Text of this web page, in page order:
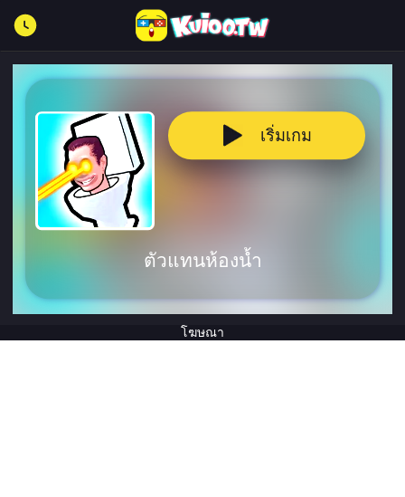
ตัวแทนห้องน้ำ
เริ่มเกม
โฆษณา